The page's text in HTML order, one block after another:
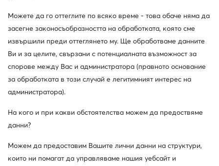
Отстъпки само
за членовете на клуба
30 дни за връщане за членовете на клуба
14 дни за останалите
10% кешбек в MODIVOclub GOLD
промоция и разпродажба
Можете да го оттеглите по всяко време - това обаче няма да
засегне законосъобразността на обработката, която сме
извършили преди оттеглянето му. Ще обработваме данните
Ви и за целите, свързани с потенциалната възможност за
спорове между Вас и администратора (правното основание
за обработката в този случай е легитимният интерес на
администратора).
На кого и при какви обстоятелства можем да предоствяме
данни?
Можем да предоставим Вашите лични данни на структури,
които ни помагат да управляваме нашия уебсайт и